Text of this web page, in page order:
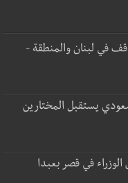
في لبنان والمنطقة -
يستقبل المختارين
في قصر بعبدا